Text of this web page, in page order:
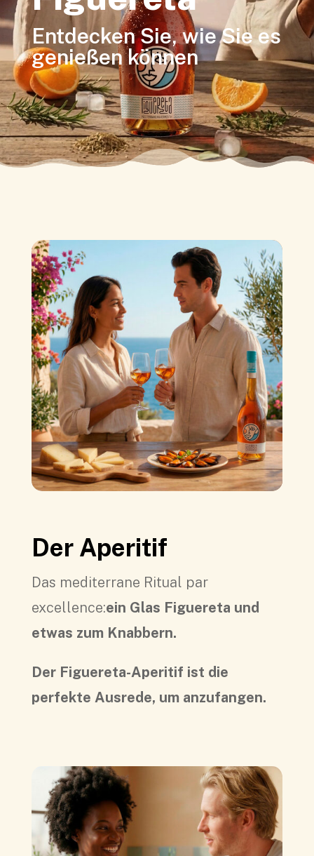
Entdecken Sie, wie Sie es
genießen können
Der Aperitif
Das mediterrane Ritual par
excellence:ein Glas Figuereta und
etwas zum Knabbern.
Der Figuereta-Aperitif ist die
perfekte Ausrede, um anzufangen.